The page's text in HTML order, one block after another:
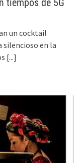
tiempos de 5G
un cocktail
silencioso en la
[...]